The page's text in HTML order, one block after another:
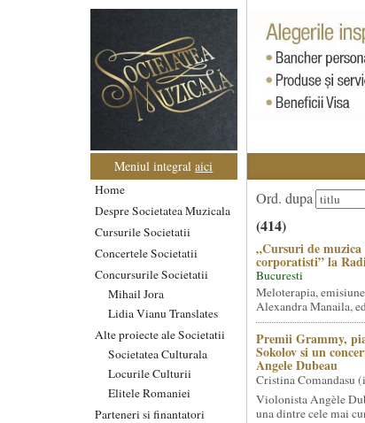
Meniul integralaici
Home
Despre Societatea Muzicala
Cursurile Societatii
Concertele Societatii
Concursurile Societatii
Mihail Jora
Lidia Vianu Translates
Alte proiecte ale Societatii
Societatea Culturala
Locurile Culturii
Elitele Romaniei
Parteneri si finantatori
Ord. dupa
(414)
„Cursuri de
corporatisti” la
Bucuresti
Meloterapia,
Alexandra Manaila,
Premii Grammy,
Sokolov si un
Angele Dubeau
Cristina Comandasu
Violonista Angèle
una dintre cele mai